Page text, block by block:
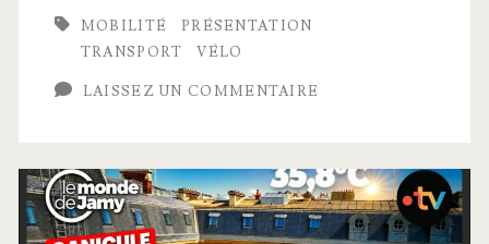
VAE
libre
à
MOBILITÉ
PRÉSENTATION
TRANSPORT
VÉLO
LAISSEZ UN COMMENTAIRE